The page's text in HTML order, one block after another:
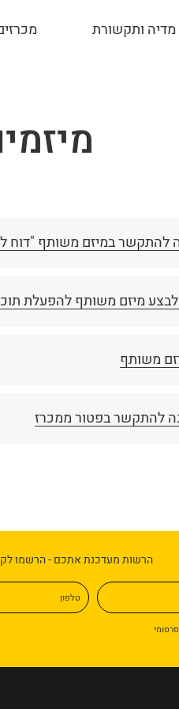
מדיה ותקשורת
להתקשר במיזם משותף "דוח
לבצע מיזם משותף להפעלת
משותף
להתקשר בפטור ממכרז
הרשות מעדכנת אתכם - הרשמו
טלפון